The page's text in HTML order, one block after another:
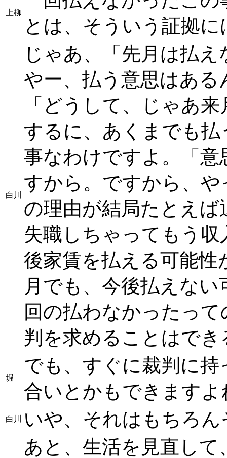
上柳
とは、そういう証拠
白川
じゃあ、「先月は払
やー、払う意思はあ
「どうして、じゃあ
するに、あくまでも
事なわけですよ。「
すから。ですから、
の理由が結局たとえ
失職しちゃってもう
後家賃を払える可能
月でも、今後払えな
回の払わなかったっ
判を求めることはで
堀
でも、すぐに裁判に
合いとかもできます
白川 いや、それはもちろ
あと、生活を見直し